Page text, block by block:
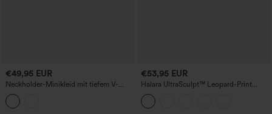
€49,95 EUR
Neckholder-Minikleid mit tiefem V-
Ausschnitt, integriertem BH, Raffung
und Taschen
€53,95 EUR
Halara UltraSculpt™ Leopard-Print
Stehkragen Langarm-Freizeitjacke mit
Daumenloch und Taschen